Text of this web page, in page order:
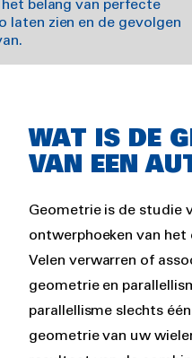
belang van perfecte
laten zien en de gevolgen
Rich
text
WAT IS DE
VAN EEN
Geometrie is de studie
ontwerphoeken van
Velen verwarren of
geometrie en
parallellisme slechts
geometrie van uw